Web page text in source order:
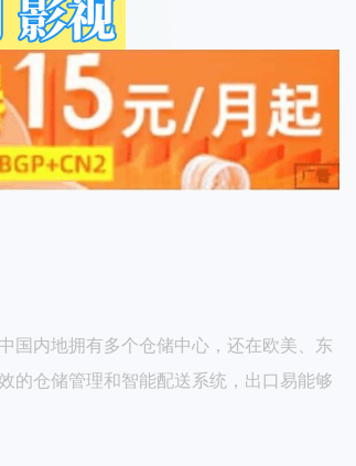
国内地拥有多个仓储中心，还在欧美、东
的仓储管理和智能配送系统，出口易能够